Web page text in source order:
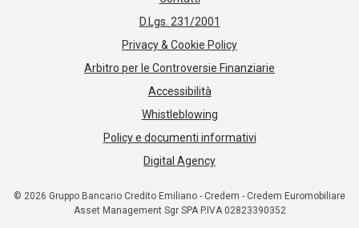
D.Lgs. 231/2001
Privacy & Cookie Policy
Arbitro per le Controversie Finanziarie
Accessibilità
Whistleblowing
Policy e documenti informativi
Digital Agency
© 2026 Gruppo Bancario Credito Emiliano - Credem - Credem Euromobiliare
Asset Management Sgr SPA P.IVA 02823390352